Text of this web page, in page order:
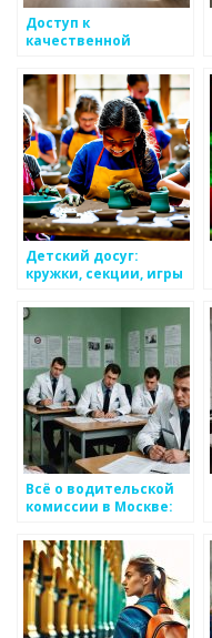
Доступ к
качественной
помощи: частные
клиники Москвы
Детский досуг:
кружки, секции, игры
Всё о водительской
комиссии в Москве: